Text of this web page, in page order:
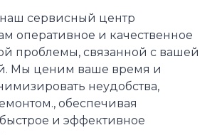
сервисный центр
оперативное и качественное
проблемы, связанной с вашей
Мы ценим ваше время и
неудобства,
обеспечивая
и эффективное